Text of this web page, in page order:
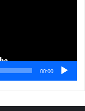
00:00